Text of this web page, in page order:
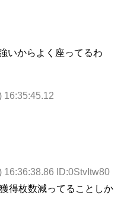
いからよく座ってるわ
16:35:45.12
16:36:38.86 ID:0StvItw80
得枚数減ってることしか